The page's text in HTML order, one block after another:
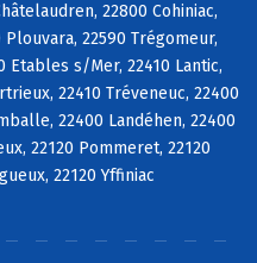
22800 Cohiniac,
22590 Trégomeur,
Etables s/Mer, 22410 Lantic,
22410 Tréveneuc, 22400
22400 Landéhen, 22400
22120 Pommeret, 22120
22120 Yffiniac